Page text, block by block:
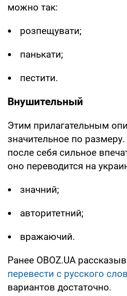
можно так:
розпещувати;
панькати;
пестити.
Внушительный
Этим прилагательным
значительное по
после себя сильное
оно переводится на
значний;
авторитетний;
вражаючий.
Ранее OBOZ.UA
перевести с русского
вариантов достаточно.